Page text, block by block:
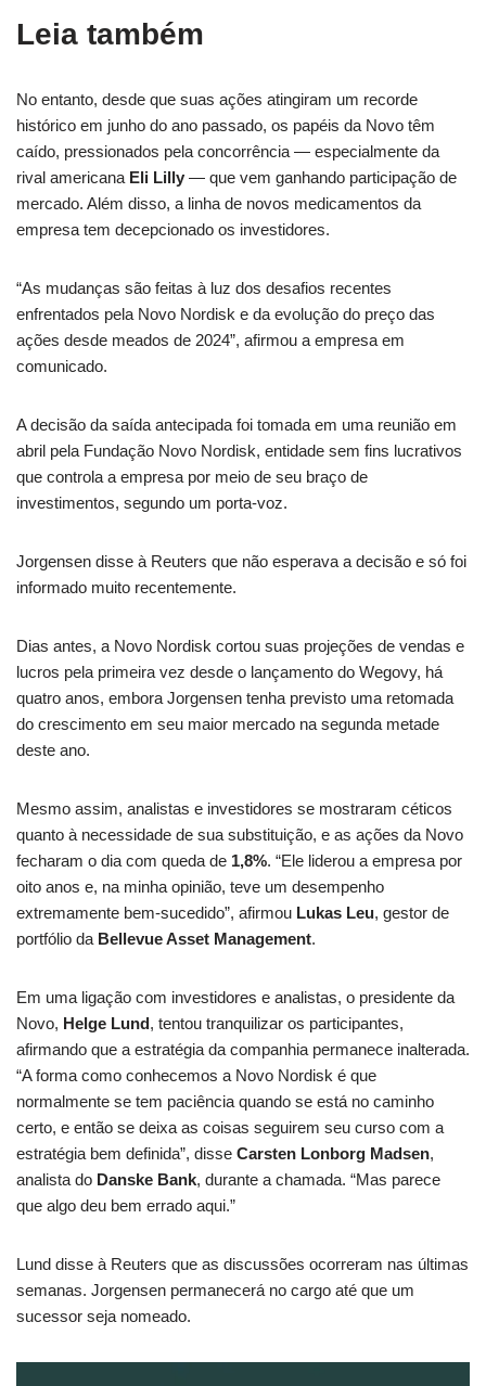
Leia também
No entanto, desde que suas ações atingiram um recorde
histórico em junho do ano passado, os papéis da Novo têm
caído, pressionados pela concorrência — especialmente da
rival americana Eli Lilly — que vem ganhando participação de
mercado. Além disso, a linha de novos medicamentos da
empresa tem decepcionado os investidores.
“As mudanças são feitas à luz dos desafios recentes
enfrentados pela Novo Nordisk e da evolução do preço das
ações desde meados de 2024”, afirmou a empresa em
comunicado.
A decisão da saída antecipada foi tomada em uma reunião em
abril pela Fundação Novo Nordisk, entidade sem fins lucrativos
que controla a empresa por meio de seu braço de
investimentos, segundo um porta-voz.
Jorgensen disse à Reuters que não esperava a decisão e só foi
informado muito recentemente.
Dias antes, a Novo Nordisk cortou suas projeções de vendas e
lucros pela primeira vez desde o lançamento do Wegovy, há
quatro anos, embora Jorgensen tenha previsto uma retomada
do crescimento em seu maior mercado na segunda metade
deste ano.
Mesmo assim, analistas e investidores se mostraram céticos
quanto à necessidade de sua substituição, e as ações da Novo
fecharam o dia com queda de 1,8%. “Ele liderou a empresa por
oito anos e, na minha opinião, teve um desempenho
extremamente bem-sucedido”, afirmou Lukas Leu, gestor de
portfólio da Bellevue Asset Management.
Em uma ligação com investidores e analistas, o presidente da
Novo, Helge Lund, tentou tranquilizar os participantes,
afirmando que a estratégia da companhia permanece inalterada.
“A forma como conhecemos a Novo Nordisk é que
normalmente se tem paciência quando se está no caminho
certo, e então se deixa as coisas seguirem seu curso com a
estratégia bem definida”, disse Carsten Lonborg Madsen,
analista do Danske Bank, durante a chamada. “Mas parece
que algo deu bem errado aqui.”
Lund disse à Reuters que as discussões ocorreram nas últimas
semanas. Jorgensen permanecerá no cargo até que um
sucessor seja nomeado.